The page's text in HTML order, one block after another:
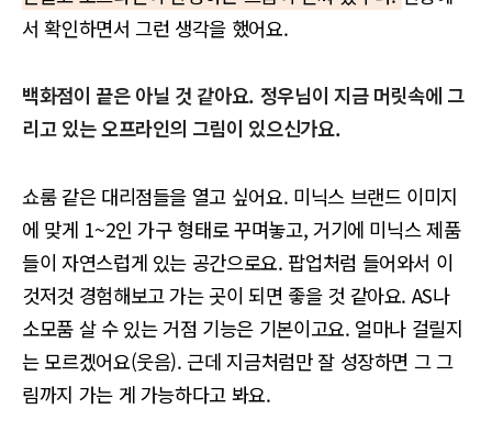
서 확인하면서 그런 생각을 했어요.
백화점이 끝은 아닐 것 같아요. 정우님이 지금 머릿속에 그
리고 있는 오프라인의 그림이 있으신가요.
쇼룸 같은 대리점들을 열고 싶어요. 미닉스 브랜드 이미지
에 맞게 1~2인 가구 형태로 꾸며놓고, 거기에 미닉스 제품
들이 자연스럽게 있는 공간으로요. 팝업처럼 들어와서 이
것저것 경험해보고 가는 곳이 되면 좋을 것 같아요. AS나
소모품 살 수 있는 거점 기능은 기본이고요. 얼마나 걸릴지
는 모르겠어요(웃음). 근데 지금처럼만 잘 성장하면 그 그
림까지 가는 게 가능하다고 봐요.